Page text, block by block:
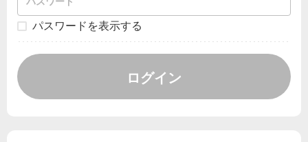
パスワードを表示する
ログイン